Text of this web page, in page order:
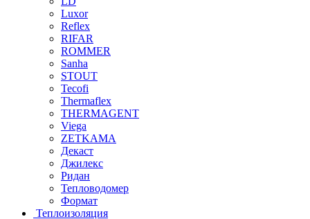
Luxor
Reflex
RIFAR
ROMMER
Sanha
STOUT
Tecofi
Thermaflex
THERMAGENT
Viega
ZETKAMA
Декаст
Джилекс
Ридан
Тепловодомер
Формат
Теплоизоляция